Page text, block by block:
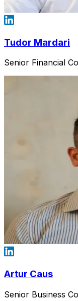
Tudor Mardari
Senior Financial
Artur Caus
Senior Business